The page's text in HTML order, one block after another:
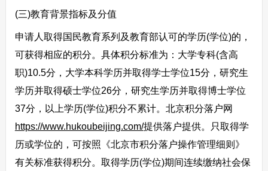
(三)教育背景指标及分值
申请人取得国民教育系列及教育部认可的学历(学位)的，
可获得相应的积分。具体积分标准为：大学专科(含高
职)10.5分，大学本科学历并取得学士学位15分，研究生
学历并取得硕士学位26分，研究生学历并取得博士学位
37分，以上学历(学位)积分不累计。北京积分落户网
https://www.hukoubeijing.com/提供落户提供。只取得学
历或学位的，可按照《北京市积分落户操作管理细则》
有关标准获得积分。取得学历(学位)期间连续缴纳社会保